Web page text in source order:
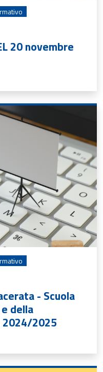
20 novembre
- Scuola
della
2024/2025